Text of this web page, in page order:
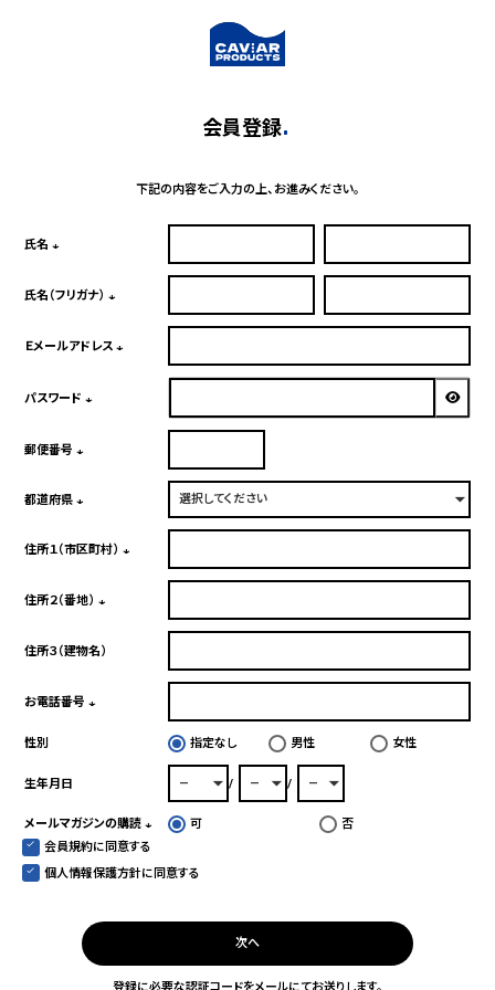
会員登録
下記の内容をご入力の上、お進みください。
氏名
須)
氏名（フリガナ）
須)
Ｅメールアドレス
パスワード
郵便番号
須)
都道府県
須)
住所１（市区町村）
住所２（番地）
須)
住所３（建物名）
お電話番号
性別 指定なし 男性 女性
生年月日
メールマガジンの購読
(必
須)
可
否
会員規約に同意する
個人情報保護方針に同意する
次へ